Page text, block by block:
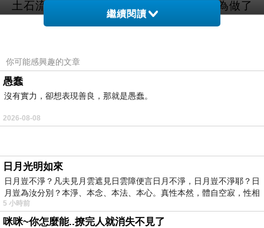
土石流之後,淤泥塞滿下水道沒人清理,因為做了
看不見
繼續閱讀
你可能感興趣的文章
愚蠢
沒有實力，卻想表現善良，那就是愚蠢。
2026-08-08
日月光明如來
日月豈不淨？凡夫見月雲遮見日雲障便言日月不淨，日月豈不淨耶？日
月豈為汝分別？本淨、本念、本法、本心。真性本然，體自空寂，性相
5 小時前
咪咪~你怎麼能..撩完人就消失不見了